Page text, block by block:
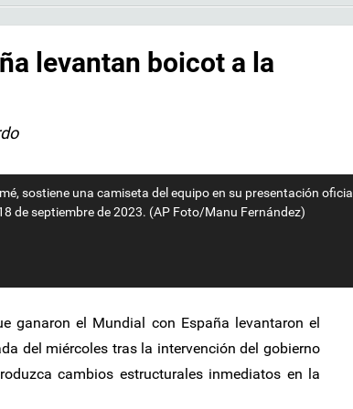
levantan boicot a la
sostiene una camiseta del equipo en su presentación
de septiembre de 2023. (AP Foto/Manu Fernández)
ganaron el Mundial con España levantaron el
del miércoles tras la intervención del gobierno
cambios estructurales inmediatos en la